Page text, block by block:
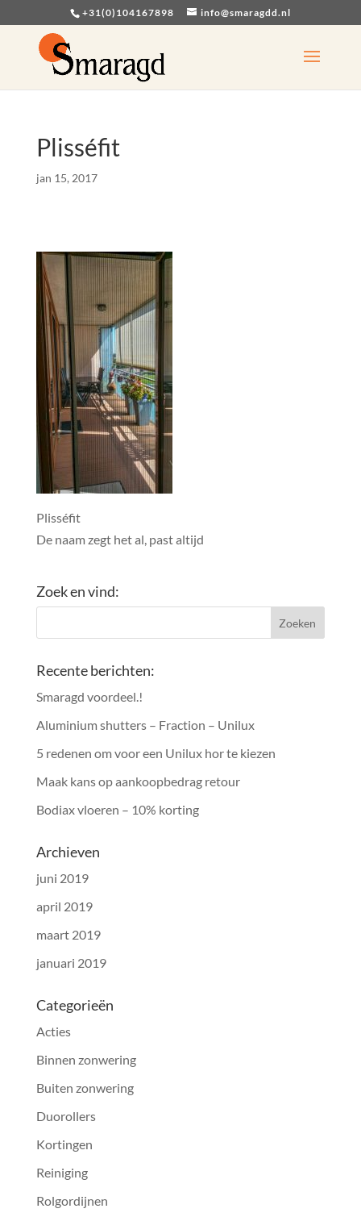
+31(0)104167898 info@smaragdd.nl
Plisséfit
jan 15, 2017
Plisséfit
De naam zegt het al, past altijd
Zoek en vind:
Recente berichten:
Smaragd voordeel.!
Aluminium shutters – Fraction – Unilux
5 redenen om voor een Unilux hor te kiezen
Maak kans op aankoopbedrag retour
Bodiax vloeren – 10% korting
Archieven
juni 2019
april 2019
maart 2019
januari 2019
Categorieën
Acties
Binnen zonwering
Buiten zonwering
Duorollers
Kortingen
Reiniging
Rolgordijnen